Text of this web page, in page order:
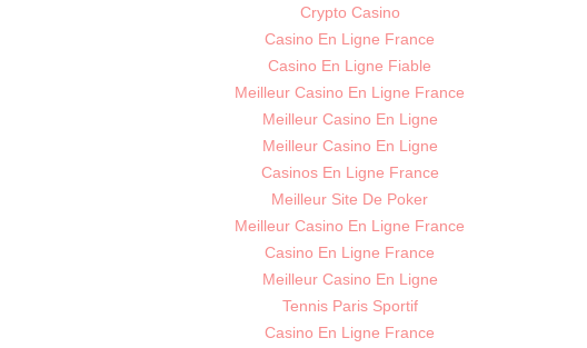
Crypto Casino
Casino En Ligne France
Casino En Ligne Fiable
Meilleur Casino En Ligne France
Meilleur Casino En Ligne
Meilleur Casino En Ligne
Casinos En Ligne France
Meilleur Site De Poker
Meilleur Casino En Ligne France
Casino En Ligne France
Meilleur Casino En Ligne
Tennis Paris Sportif
Casino En Ligne France